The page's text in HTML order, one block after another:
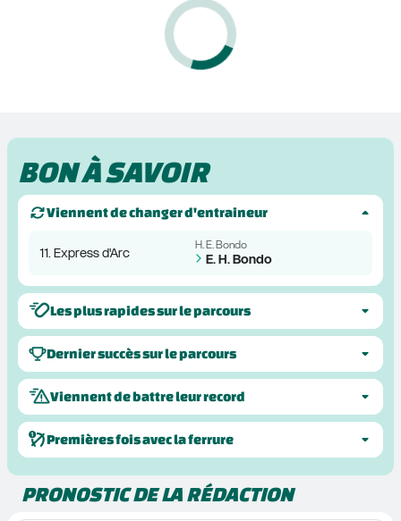
BON À SAVOIR
Viennent de changer d'entraineur
11. Express d'Arc H. E. Bondo
E. H. Bondo
Les plus rapides sur le parcours
Dernier succès sur le parcours
Viennent de battre leur record
Premières fois avec la ferrure
PRONOSTIC DE LA RÉDACTION